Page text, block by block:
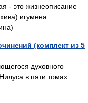
- это жизнеописание
игумена
(комплект из 5
духовного
в пяти томах…